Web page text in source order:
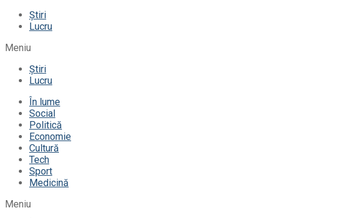
Știri
Lucru
Meniu
Știri
Lucru
În lume
Social
Politică
Economie
Cultură
Tech
Sport
Medicină
Meniu